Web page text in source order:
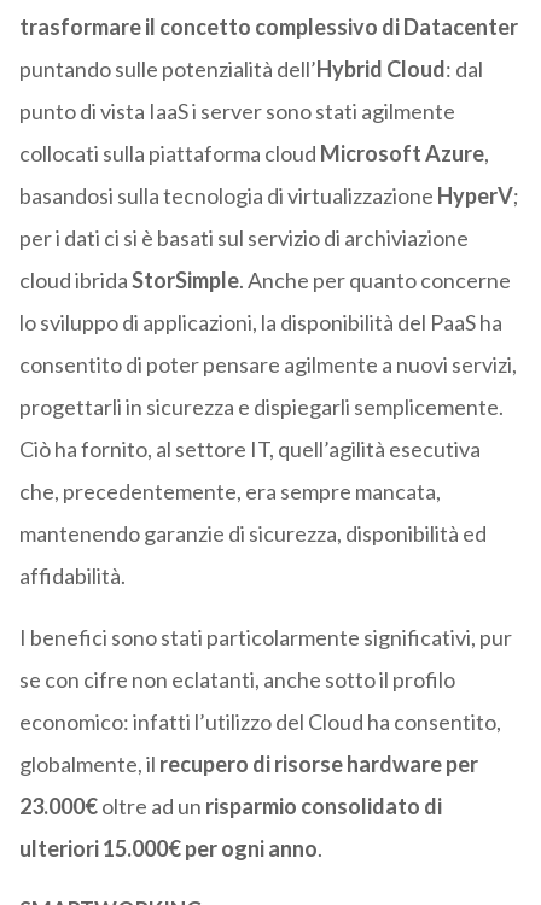
trasformare il concetto complessivo di Datacenter
puntando sulle potenzialità dell’Hybrid Cloud: dal
punto di vista IaaS i server sono stati agilmente
collocati sulla piattaforma cloud Microsoft Azure,
basandosi sulla tecnologia di virtualizzazione HyperV;
per i dati ci si è basati sul servizio di archiviazione
cloud ibridaStorSimple. Anche per quanto concerne
lo sviluppo di applicazioni, la disponibilità del PaaS ha
consentito di poter pensare agilmente a nuovi servizi,
progettarli in sicurezza e dispiegarli semplicemente.
Ciò ha fornito, al settore IT, quell’agilità esecutiva
che, precedentemente, era sempre mancata,
mantenendo garanzie di sicurezza, disponibilità ed
affidabilità.
I benefici sono stati particolarmente significativi, pur
se con cifre non eclatanti, anche sotto il profilo
economico: infatti l’utilizzo del Cloud ha consentito,
globalmente, il recupero di risorse hardware per
23.000€oltre ad un risparmio consolidato di
ulteriori 15.000€ per ogni anno.